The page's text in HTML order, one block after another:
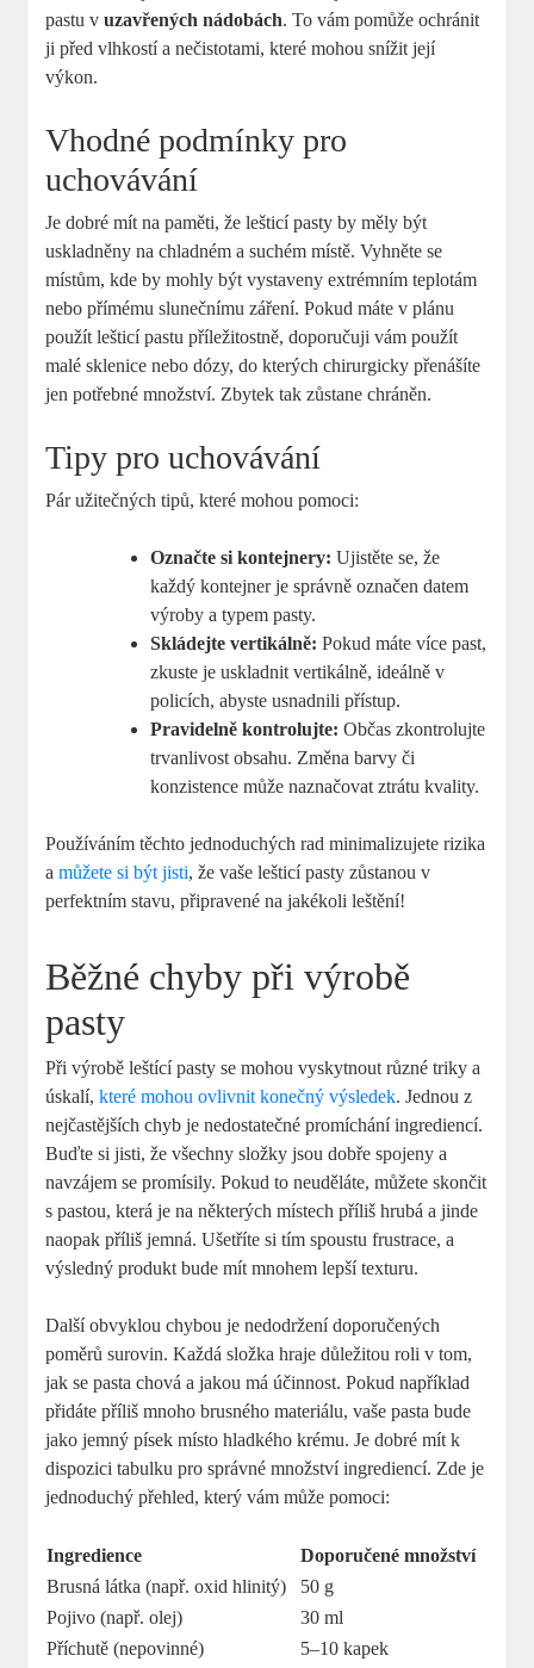
pastu vuzavřených nádobách. To vám pomůže ochránit
ji před vlhkostí a nečistotami, které mohou snížit její
výkon.
Vhodné podmínky pro
uchovávání
Je dobré mít na paměti, že lešticí pasty by měly být
uskladněny na chladném a suchém místě. Vyhněte se
místům, kde by mohly být vystaveny extrémním teplotám
nebo přímému slunečnímu záření. Pokud máte v plánu
použít lešticí pastu příležitostně, doporučuji vám použít
malé sklenice nebo dózy, do kterých chirurgicky přenášíte
jen potřebné množství. Zbytek tak zůstane chráněn.
Tipy pro uchovávání
Pár užitečných tipů, které mohou pomoci:
Označte si kontejnery: Ujistěte se, že
každý kontejner je správně označen datem
výroby a typem pasty.
Skládejte vertikálně: Pokud máte více past,
zkuste je uskladnit vertikálně, ideálně v
policích, abyste usnadnili přístup.
Pravidelně kontrolujte: Občas zkontrolujte
trvanlivost obsahu. Změna barvy či
konzistence může naznačovat ztrátu kvality.
Používáním těchto jednoduchých rad minimalizujete rizika
amůžete si být jisti, že vaše lešticí pasty zůstanou v
perfektním stavu, připravené na jakékoli leštění!
Běžné chyby při výrobě
pasty
Při výrobě leštící pasty se mohou vyskytnout různé triky a
úskalí,které mohou ovlivnit konečný výsledek. Jednou z
nejčastějších chyb je nedostatečné promíchání ingrediencí.
Buďte si jisti, že všechny složky jsou dobře spojeny a
navzájem se promísily. Pokud to neuděláte, můžete skončit
s pastou, která je na některých místech příliš hrubá a jinde
naopak příliš jemná. Ušetříte si tím spoustu frustrace, a
výsledný produkt bude mít mnohem lepší texturu.
Další obvyklou chybou je nedodržení doporučených
poměrů surovin. Každá složka hraje důležitou roli v tom,
jak se pasta chová a jakou má účinnost. Pokud například
přidáte příliš mnoho brusného materiálu, vaše pasta bude
jako jemný písek místo hladkého krému. Je dobré mít k
dispozici tabulku pro správné množství ingrediencí. Zde je
jednoduchý přehled, který vám může pomoci:
Ingredience
Doporučené množství
Brusná látka (např. oxid hlinitý)
50 g
Pojivo (např. olej)
30 ml
Příchutě (nepovinné)
5–10 kapek